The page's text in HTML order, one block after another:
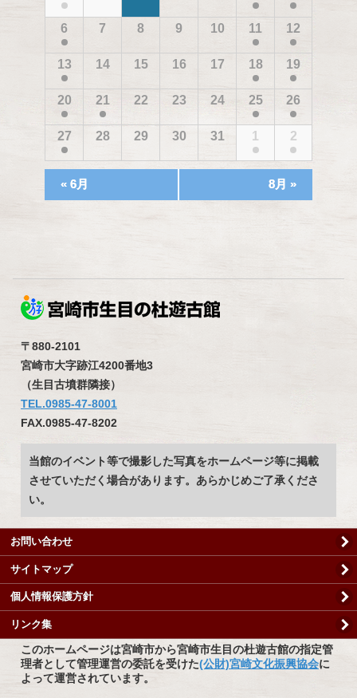
ビ
ー
シ
ョ
ン
表
ト
カ
ン
ー
6 7 8 9 10 11 12
13 14 15 16 17 18 19
20 21 22 23 24 25 26
27 28 29 30 31 1 2
« 6月 8月 »
〒880-2101
宮崎市大字跡江4200番地3
（生目古墳群隣接）
TEL.0985-47-8001
FAX.0985-47-8202
当館のイベント等で撮影した写真をホームページ等に掲載
させていただく場合があります。あらかじめご了承くださ
い。
お問い合わせ
サイトマップ
個人情報保護方針
リンク集
このホームページは宮崎市から宮崎市生目の杜遊古館の指定管
理者として管理運営の委託を受けた(公財)宮崎文化振興協会に
よって運営されています。